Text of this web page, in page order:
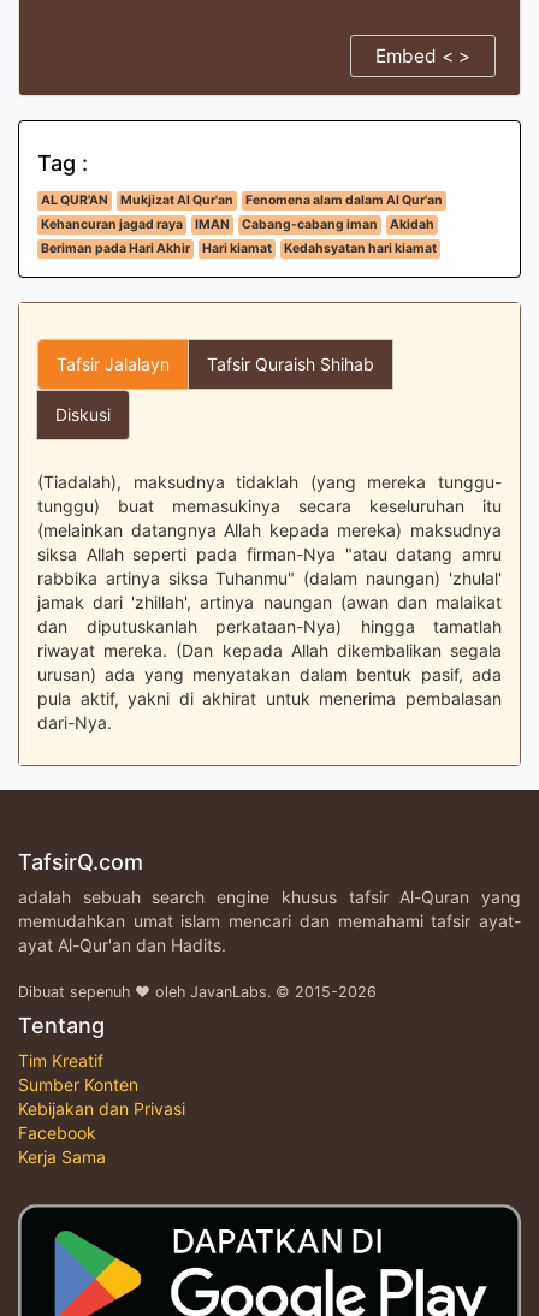
Embed < >
Tag :
AL QUR'AN Mukjizat Al Qur'an
Fenomena alam dalam Al Qur'an
Kehancuran jagad raya
IMAN Cabang-cabang iman
Akidah
Beriman pada Hari Akhir
Hari kiamat Kedahsyatan hari kiamat
Tafsir Jalalayn Tafsir Quraish Shihab
Diskusi
(Tiadalah), maksudnya tidaklah (yang mereka tunggu-
tunggu) buat memasukinya secara keseluruhan itu
(melainkan datangnya Allah kepada mereka) maksudnya
siksa Allah seperti pada firman-Nya "atau datang amru
rabbika artinya siksa Tuhanmu" (dalam naungan) 'zhulal'
jamak dari 'zhillah', artinya naungan (awan dan malaikat
dan diputuskanlah perkataan-Nya) hingga tamatlah
riwayat mereka. (Dan kepada Allah dikembalikan segala
urusan) ada yang menyatakan dalam bentuk pasif, ada
pula aktif, yakni di akhirat untuk menerima pembalasan
dari-Nya.
TafsirQ.com
adalah sebuah search engine khusus tafsir Al-Quran yang
memudahkan umat islam mencari dan memahami tafsir ayat-
ayat Al-Qur'an dan Hadits.
Dibuat sepenuh ♥ oleh JavanLabs. © 2015-2026
Tentang
Tim Kreatif
Sumber Konten
Kebijakan dan Privasi
Facebook
Kerja Sama